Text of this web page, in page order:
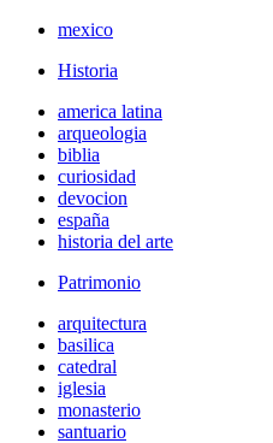
mexico
Historia
america latina
arqueologia
biblia
curiosidad
devocion
españa
historia del arte
Patrimonio
arquitectura
basilica
catedral
iglesia
monasterio
santuario